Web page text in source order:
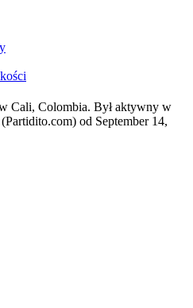
Cali, Colombia. Był aktywny w
od September 14,